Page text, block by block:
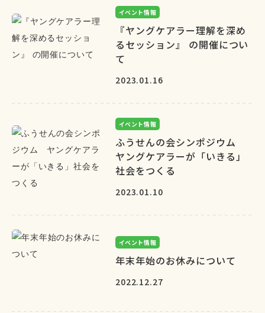
イベント情報
『ヤングケアラー理解を深め
るセッション』 の開催につい
て
2023.01.16
イベント情報
ふうせんの会シンポジウム
ヤングケアラーが「いきる」
社会をつくる
2023.01.10
イベント情報
年末年始のお休みについて
2022.12.27